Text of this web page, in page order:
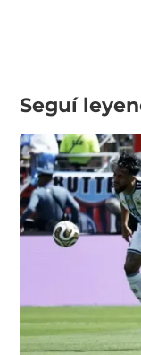
Seguí